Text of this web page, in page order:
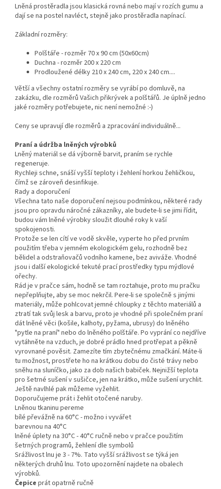
Lněná prostěradla jsou klasická rovná nebo mají v rozích gumu a
dají se na postel navléct, stejně jako prostěradla napínací.
Základní rozměry:
Polštáře - rozměr 70 x 90 cm (50x60cm)
Duchna - rozměr 200 x 220 cm
Prodloužené délky 210 x 240 cm, 220 x 240 cm....
Větší a všechny ostatní rozměry se vyrábí po domluvě, na
zakázku, dle rozměrů Vašich přikrývek a polštářů. Je úplně jedno
jaké rozměry potřebujete, nic není nemožné :-)
Ceny se upravují dle rozměrů a zpracování individuálně...
Praní a údržba lněných výrobků
Lněný materiál se dá výborně barvit, praním se rychle
regeneruje.
Rychleji schne, snáší vyšší teploty i žehlení horkou žehličkou,
čímž se zároveň desinfikuje.
Rady a doporučení
Všechna tato naše doporučení nejsou podmínkou, některé rady
jsou pro opravdu náročné zákazníky, ale budete-li se jimi řídit,
budou vám lněné výrobky sloužit dlouhé roky k vaší
spokojenosti.
Protože se len cítí ve vodě skvěle, vyperte ho před prvním
použitím třeba v jemném ekologickém gelu, rozhodně bez
bělidel a odstraňovačů vodního kamene, bez aviváže. Vhodné
jsou i další ekologické tekuté prací prostředky typu mýdlové
ořechy.
Rád je v pračce sám, hodně se tam roztahuje, proto mu pračku
nepřeplňujte, aby se moc nekrčil. Pere-li se společně s jinými
materiály, může pohlcovat jemné chloupky z těchto materiálů a
ztratí tak svůj lesk a barvu, proto je vhodné při společném praní
dát lněné věci (košile, kalhoty, pyžama, ubrusy) do lněného
"pytle na praní" nebo do lněného polštáře. Po vyprání co nejdříve
vytáhněte na vzduch, je dobré prádlo hned protřepat a pěkně
vyrovnané pověsit. Zamezíte tím zbytečnému zmačkání. Máte-li
tu možnost, prostřete ho na krátkou dobu do čisté trávy nebo
sněhu na sluníčko, jako za dob našich babiček. Nejnižší teplota
pro šetrné sušení v sušičce, jen na krátko, může sušení urychlit.
Ještě navlhlé pak můžeme vyžehlit.
Doporučujeme prát i žehlit otočené naruby.
Lněnou tkaninu pereme
bílé převážně na 60°C - možno i vyvářet
barevnou na 40°C
lněné úplety na 30°C - 40°C ručně nebo v pračce použitím
šetrných programů, žehlení dle symbolů
Srážlivost lnu je 3 - 7%. Tato vyšší srážlivost se týká jen
některých druhů lnu. Toto upozornění najdete na obalech
výrobků.
Čepice prát opatrně ručně